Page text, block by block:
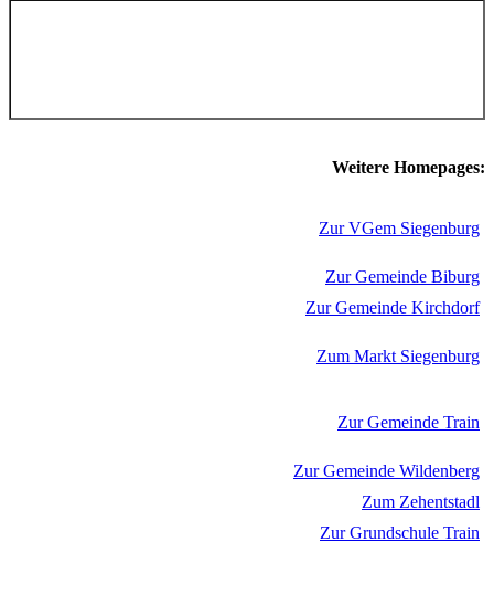
Weitere Homepages:
Zur VGem Siegenburg
Zur Gemeinde Biburg
Zur Gemeinde Kirchdorf
Zum Markt Siegenburg
Zur Gemeinde Train
Zur Gemeinde Wildenberg
Zum Zehentstadl
Zur Grundschule Train